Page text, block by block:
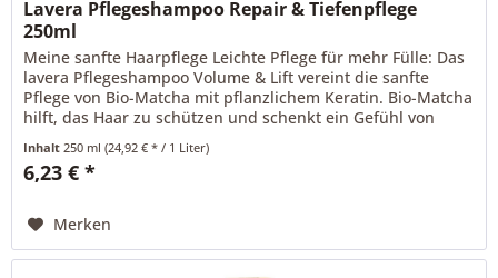
Lavera Pflegeshampoo Repair & Tiefenpflege
250ml
Meine sanfte Haarpflege Leichte Pflege für mehr Fülle: Das
lavera Pflegeshampoo Volume & Lift vereint die sanfte
Pflege von Bio-Matcha mit pflanzlichem Keratin. Bio-Matcha
hilft, das Haar zu schützen und schenkt ein Gefühl von
Inhalt 250 ml(24,92 € * / 1 Liter)
6,23 € *
Merken